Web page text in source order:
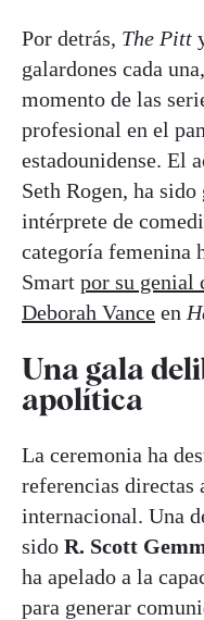
Por detrás, The Pitt
galardones cada
momento de las
profesional en el
estadounidense. El
Seth Rogen, ha
intérprete de
categoría femenina
Smart por su genial
Deborah Vance en
Una gala
apolítica
La ceremonia ha
referencias
internacional. Una
sido R. Scott
ha apelado a la
para generar